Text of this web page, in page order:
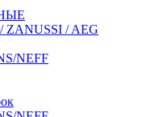
ZANUSSI / AEG
NEFF